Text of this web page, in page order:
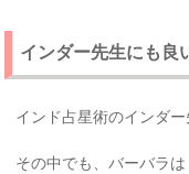
インダー先生にも
インド占星術のインダ
その中でも、バーバラ